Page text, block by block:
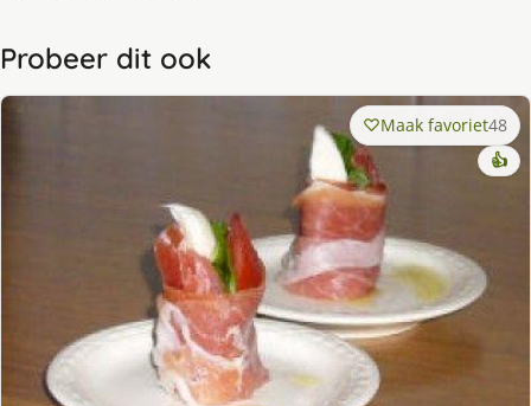
Probeer dit ook
Maak favoriet48
👍